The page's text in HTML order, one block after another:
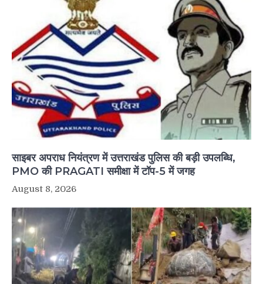
साइबर अपराध नियंत्रण में उत्तराखंड पुलिस की बड़ी उपलब्धि,
PMO की PRAGATI समीक्षा में टॉप-5 में जगह
August 8, 2026